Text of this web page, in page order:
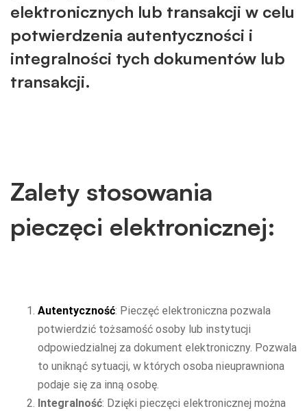
elektronicznych lub transakcji w celu
potwierdzenia autentyczności i
integralności tych dokumentów lub
transakcji.
Zalety stosowania
pieczęci elektronicznej:
Autentyczność: Pieczęć elektroniczna pozwala
potwierdzić tożsamość osoby lub instytucji
odpowiedzialnej za dokument elektroniczny. Pozwala
to uniknąć sytuacji, w których osoba nieuprawniona
podaje się za inną osobę.
Integralność: Dzięki pieczęci elektronicznej można